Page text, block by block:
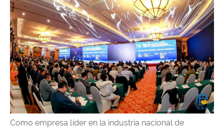
Como empresa líder en la industria nacional de